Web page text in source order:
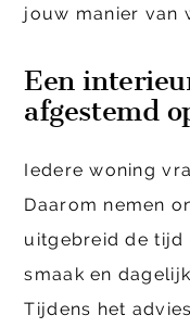
jouw manier van
Een
afgestemd
Iedere woning
Daarom nemen
uitgebreid de tijd
smaak en
Tijdens het